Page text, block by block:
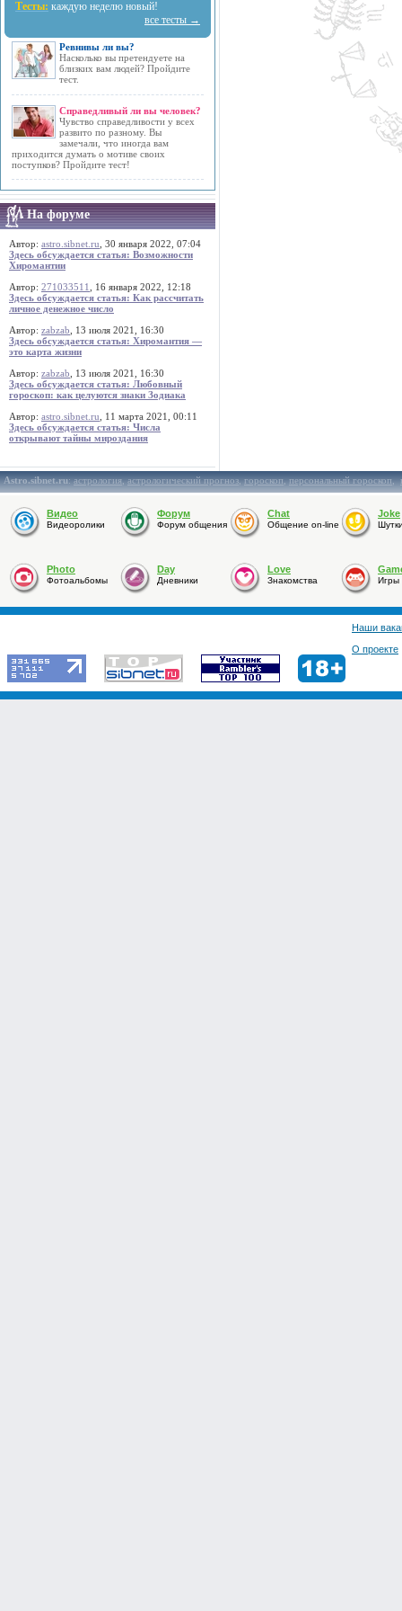
Тесты: каждую неделю новый!
все тесты →
Ревнивы ли вы?
Насколько вы претендуете на
близких вам людей? Пройдите
тест.
Справедливый ли вы человек?
Чувство справедливости у всех
развито по разному. Вы
замечали, что иногда вам
приходится думать о мотиве своих
поступков? Пройдите тест!
На форуме
Автор: astro.sibnet.ru , 30 января 2022, 07:04
Здесь обсуждается статья: Возможности
Хиромантии
Автор: 271033511
, 16 января 2022, 12:18
Здесь обсуждается статья: Как рассчитать
личное денежное число
Автор: zabzab , 13 июля 2021, 16:30
Здесь обсуждается статья: Хиромантия —
это карта жизни
Автор: zabzab , 13 июля 2021, 16:30
Здесь обсуждается статья: Любовный
гороскоп: как целуются знаки Зодиака
Автор: astro.sibnet.ru , 11 марта 2021, 00:11
Здесь обсуждается статья: Числа
открывают тайны мироздания
Astro.sibnet.ru:астрология,астрологический прогноз,гороскоп,персональный гороскоп,
Видео
Видеоролики
Форум
Форум общения
Chat
Общение on-line
Joke
Photo
Фотоальбомы
Day
Дневники
Love
Знакомства Игры
Наши
О проекте